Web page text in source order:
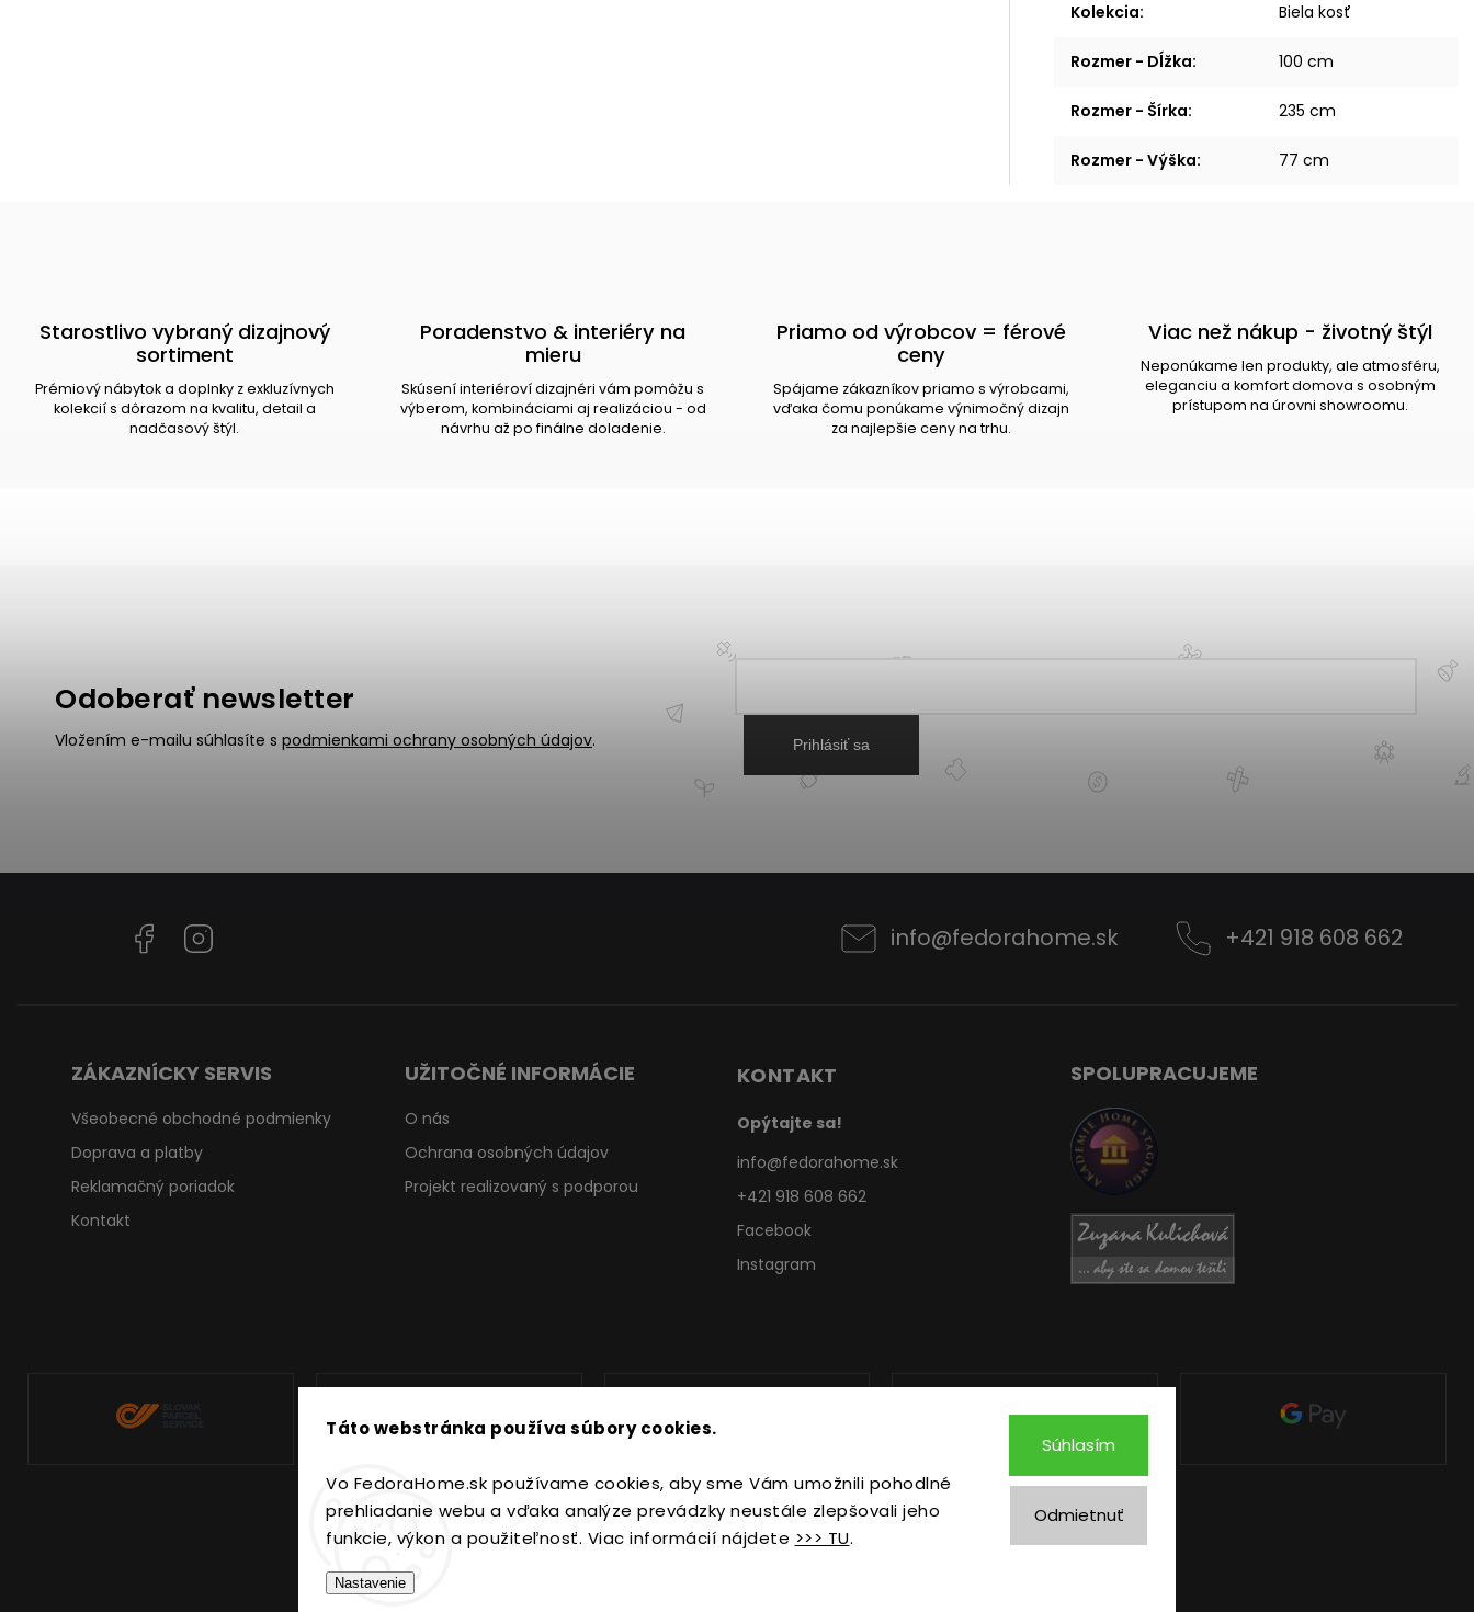
Táto webstránka používa súbory cookies.
Vo FedoraHome.sk používame cookies, aby sme Vám umožnili pohodlné
prehliadanie webu a vďaka analýze prevádzky neustále zlepšovali jeho
funkcie, výkon a použiteľnosť. Viac informácií nájdete >>> TU.
Nastavenie
Odmietnuť
Súhlasím
Kolekcia: Biela kosť
Rozmer - Dĺžka: 100 cm
Rozmer - Šírka: 235 cm
Rozmer - Výška: 77 cm
Starostlivo vybraný dizajnový
sortiment
Prémiový nábytok a doplnky z exkluzívnych
kolekcií s dôrazom na kvalitu, detail a
nadčasový štýl.
Poradenstvo & interiéry na
mieru
Skúsení interiéroví dizajnéri vám pomôžu s
výberom, kombináciami aj realizáciou - od
návrhu až po finálne doladenie.
Priamo od výrobcov = férové
ceny
Spájame zákazníkov priamo s výrobcami,
vďaka čomu ponúkame výnimočný dizajn
za najlepšie ceny na trhu.
Viac než nákup - životný štýl
Neponúkame len produkty, ale atmosféru,
eleganciu a komfort domova s osobným
prístupom na úrovni showroomu.
Odoberať newsletter
Vložením e-mailu súhlasíte s podmienkami ochrany osobných údajov. Prihlásiť sa
Facebook info@fedorahome.sk +421 918 608 662
ZÁKAZNÍCKY SERVIS
Všeobecné obchodné podmienky
Doprava a platby
Reklamačný poriadok
Kontakt
UŽITOČNÉ INFORMÁCIE
O nás
Ochrana osobných údajov
Projekt realizovaný s podporou
KONTAKT
Opýtajte sa!
info@fedorahome.sk
+421 918 608 662
Facebook
Instagram
SPOLUPRACUJEME
Copyright 2026FedoraHome.sk. Všetky práva vyhradené.